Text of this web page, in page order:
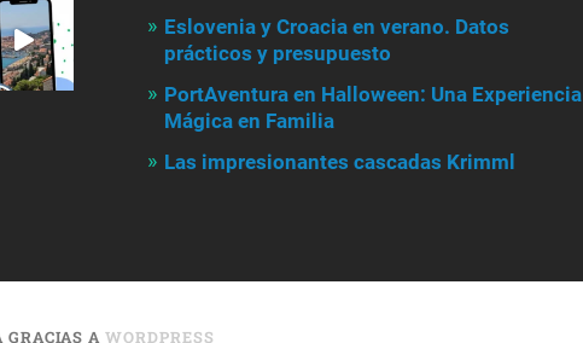
Eslovenia y Croacia en verano. Datos
prácticos y presupuesto
PortAventura en Halloween: Una Experiencia
Mágica en Familia
Las impresionantes cascadas Krimml
GRACIAS AWORDPRESS